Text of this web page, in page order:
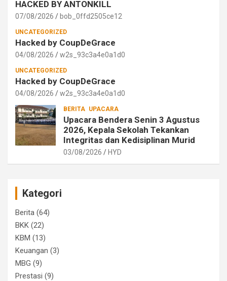
HACKED BY ANTONKILL
07/08/2026 bob_0ffd2505ce12
UNCATEGORIZED
Hacked by CoupDeGrace
04/08/2026 w2s_93c3a4e0a1d0
UNCATEGORIZED
Hacked by CoupDeGrace
04/08/2026 w2s_93c3a4e0a1d0
BERITA UPACARA
Upacara Bendera Senin 3 Agustus
2026, Kepala Sekolah Tekankan
Integritas dan Kedisiplinan Murid
03/08/2026 HYD
Kategori
Berita (64)
BKK (22)
KBM (13)
Keuangan (3)
MBG (9)
Prestasi (9)